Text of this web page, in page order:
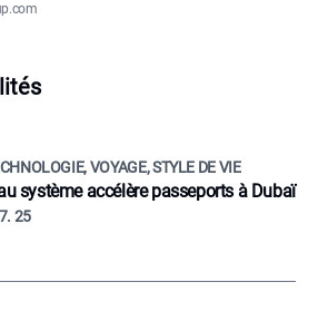
VOYAGE, STYLE DE VIE
système accélère passeports à Dubaï
25